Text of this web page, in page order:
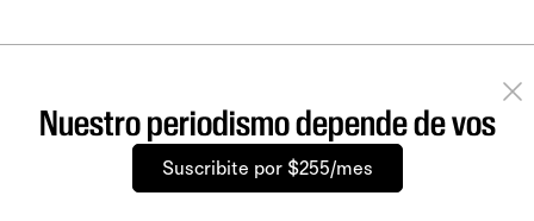
Nuestro periodismo depende de vos
Suscribite por $255/mes